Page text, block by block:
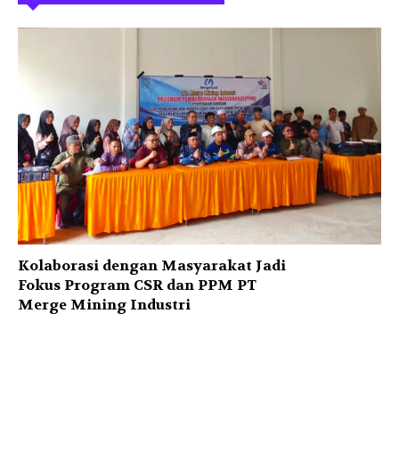
Kolaborasi dengan Masyarakat Jadi
Fokus Program CSR dan PPM PT
Merge Mining Industri